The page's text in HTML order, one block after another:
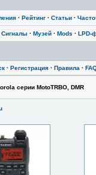
· Рейтинг · Статьи ·
Сигналы · Музей · Mods · LPD-
· Регистрация · Правила ·
серии MotoTRBO, DMR